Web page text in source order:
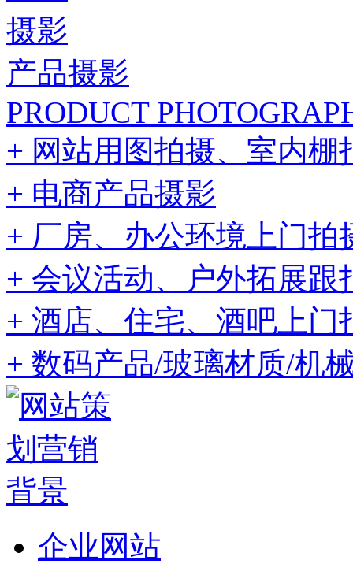
产品摄影
PRODUCT
+ 网站用图拍摄、室内棚
+ 电商产品摄影
+ 厂房、办公环境上门拍
+ 会议活动、户外拓展跟
+ 酒店、住宅、酒吧上门
+ 数码产品/玻璃材质/机
企业网站